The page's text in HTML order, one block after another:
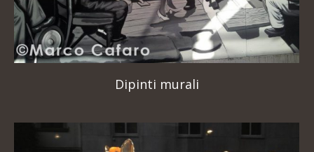
Dipinti murali